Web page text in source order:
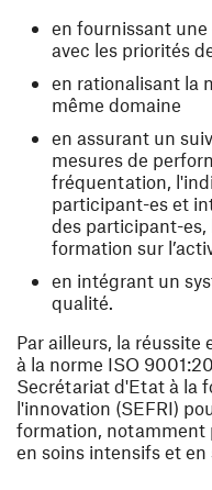
en fournissant
avec les priorités
en rationalisant la
même domaine
en assurant un
mesures de
fréquentation,
participant-es et
des participant-es,
formation sur
en intégrant un
qualité.
Par ailleurs, la
à la norme ISO
Secrétariat d'Etat à la
l'innovation (SEFRI)
formation, notamment
en soins intensifs et en